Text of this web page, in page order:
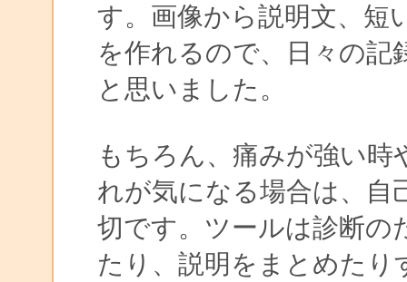
す。画像から説明文、短
を作れるので、日々の記
と思いました。
もちろん、痛みが強い
れが気になる場合は、自
切です。ツールは診断の
たり、説明をまとめた